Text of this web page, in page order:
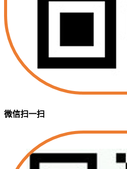
微信扫一扫